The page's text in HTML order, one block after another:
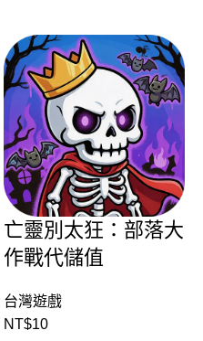
亡靈別太狂：部落大
作戰代儲值
台灣遊戲
NT$10